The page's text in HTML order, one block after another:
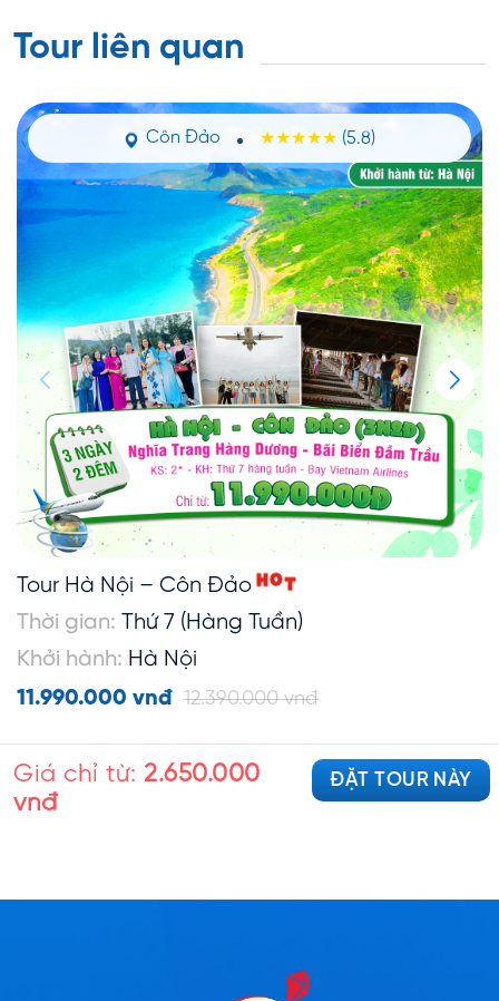
Tour liên quan
Côn Đảo (5.8)
Tour Hà Nội – Côn Đảo HOT
Thời gian: Thứ 7 (Hàng Tuần)
Khởi hành: Hà Nội
11.990.000 vnđ 12.390.000 vnđ
Giá chỉ từ: 2.650.000
vnđ
ĐẶT TOUR NÀY